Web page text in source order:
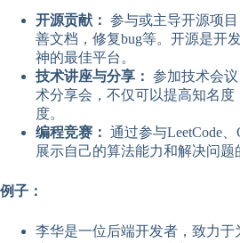
开源贡献： 参与或主导开源项目
善文档，修复bug等。开源是开
神的最佳平台。
技术讲座与分享： 参加技术会
术分享会，不仅可以提高知名
度。
编程竞赛： 通过参与LeetCode、
展示自己的算法能力和解决问题
例子：
李华是一位后端开发者，致力